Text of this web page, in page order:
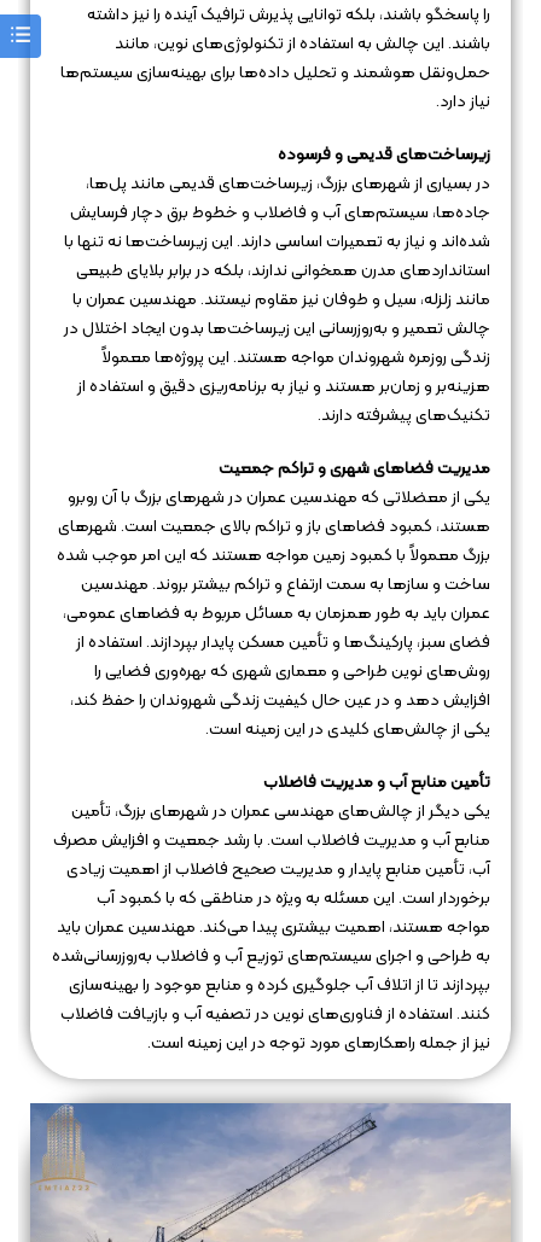
را پاسخگو باشند، بلکه توانایی پذیرش ترافیک آینده را نیز داشته
باشند. این چالش به استفاده از تکنولوژی‌های نوین، مانند
حمل‌ونقل هوشمند و تحلیل داده‌ها برای بهینه‌سازی سیستم‌ها
نیاز دارد.
زیرساخت‌های قدیمی و فرسوده
در بسیاری از شهرهای بزرگ، زیرساخت‌های قدیمی مانند پل‌ها،
جاده‌ها، سیستم‌های آب و فاضلاب و خطوط برق دچار فرسایش
شده‌اند و نیاز به تعمیرات اساسی دارند. این زیرساخت‌ها نه تنها با
استانداردهای مدرن همخوانی ندارند، بلکه در برابر بلایای طبیعی
مانند زلزله، سیل و طوفان نیز مقاوم نیستند. مهندسین عمران با
چالش تعمیر و به‌روزرسانی این زیرساخت‌ها بدون ایجاد اختلال در
زندگی روزمره شهروندان مواجه هستند. این پروژه‌ها معمولاً
هزینه‌بر و زمان‌بر هستند و نیاز به برنامه‌ریزی دقیق و استفاده از
تکنیک‌های پیشرفته دارند.
مدیریت فضاهای شهری و تراکم جمعیت
یکی از معضلاتی که مهندسین عمران در شهرهای بزرگ با آن روبرو
هستند، کمبود فضاهای باز و تراکم بالای جمعیت است. شهرهای
بزرگ معمولاً با کمبود زمین مواجه هستند که این امر موجب شده
ساخت و سازها به سمت ارتفاع و تراکم بیشتر بروند. مهندسین
عمران باید به طور همزمان به مسائل مربوط به فضاهای عمومی،
فضای سبز، پارکینگ‌ها و تأمین مسکن پایدار بپردازند. استفاده از
روش‌های نوین طراحی و معماری شهری که بهره‌وری فضایی را
افزایش دهد و در عین حال کیفیت زندگی شهروندان را حفظ کند،
یکی از چالش‌های کلیدی در این زمینه است.
تأمین منابع آب و مدیریت فاضلاب
یکی دیگر از چالش‌های مهندسی عمران در شهرهای بزرگ، تأمین
منابع آب و مدیریت فاضلاب است. با رشد جمعیت و افزایش مصرف
آب، تأمین منابع پایدار و مدیریت صحیح فاضلاب از اهمیت زیادی
برخوردار است. این مسئله به ویژه در مناطقی که با کمبود آب
مواجه هستند، اهمیت بیشتری پیدا می‌کند. مهندسین عمران باید
به طراحی و اجرای سیستم‌های توزیع آب و فاضلاب به‌روزرسانی‌شده
بپردازند تا از اتلاف آب جلوگیری کرده و منابع موجود را بهینه‌سازی
کنند. استفاده از فناوری‌های نوین در تصفیه آب و بازیافت فاضلاب
نیز از جمله راهکارهای مورد توجه در این زمینه است.